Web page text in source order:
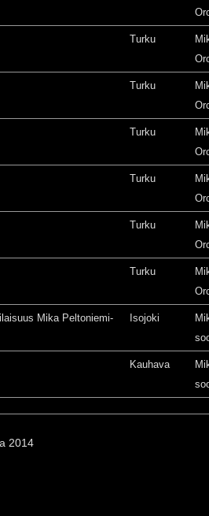
Turku
Turku
Turku
Turku
Turku
Turku
Mika Peltoniemi-
Isojoki
Kauhava
2014